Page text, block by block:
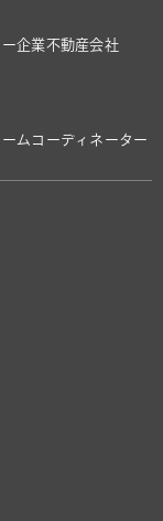
企業不動産会社
ム コーディネーター